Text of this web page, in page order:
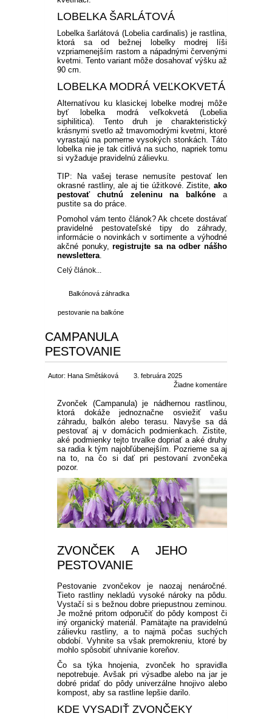
LOBELKA ŠARLÁTOVÁ
Lobelka šarlátová (Lobelia cardinalis) je rastlina,
ktorá sa od bežnej lobelky modrej líši
vzpriamenejším rastom a nápadnými červenými
kvetmi. Tento variant môže dosahovať výšku až
90 cm.
LOBELKA MODRÁ VEĽKOKVETÁ
Alternatívou ku klasickej lobelke modrej môže
byť lobelka modrá veľkokvetá (Lobelia
siphilitica). Tento druh je charakteristický
krásnymi svetlo až tmavomodrými kvetmi, ktoré
vyrastajú na pomerne vysokých stonkách. Táto
lobelka nie je tak citlivá na sucho, napriek tomu
si vyžaduje pravidelnú zálievku.
TIP: Na vašej terase nemusíte pestovať len
okrasné rastliny, ale aj tie úžitkové. Zistite, ako
pestovať chutnú zeleninu na balkóne a
pustite sa do práce.
Pomohol vám tento článok? Ak chcete dostávať
pravidelné pestovateľské tipy do záhrady,
informácie o novinkách v sortimente a výhodné
akčné ponuky,registrujte sa na odber nášho
newslettera
Celý článok...
Balkónová záhradka
pestovanie na balkóne
CAMPANULA
PESTOVANIE
Autor: Hana Smětáková
3. februára 2025
Žiadne komentáre
Zvonček (Campanula) je nádhernou rastlinou,
ktorá dokáže jednoznačne osviežiť vašu
záhradu, balkón alebo terasu. Navyše sa dá
pestovať aj v domácich podmienkach. Zistite,
aké podmienky tejto trvalke dopriať a aké druhy
sa radia k tým najobľúbenejším. Pozrieme sa aj
na to, na čo si dať pri pestovaní zvončeka
pozor.
ZVONČEK A JEHO
PESTOVANIE
Pestovanie zvončekov je naozaj nenáročné.
Tieto rastliny nekladú vysoké nároky na pôdu.
Vystačí si s bežnou dobre priepustnou zeminou.
Je možné pritom odporučiť do pôdy kompost či
iný organický materiál. Pamätajte na pravidelnú
zálievku rastliny, a to najmä počas suchých
období. Vyhnite sa však premokreniu, ktoré by
mohlo spôsobiť uhnívanie koreňov.
Čo sa týka hnojenia, zvonček ho spravidla
nepotrebuje. Avšak pri výsadbe alebo na jar je
dobré pridať do pôdy univerzálne hnojivo alebo
kompost, aby sa rastline lepšie darilo.
KDE VYSADIŤ ZVONČEKY